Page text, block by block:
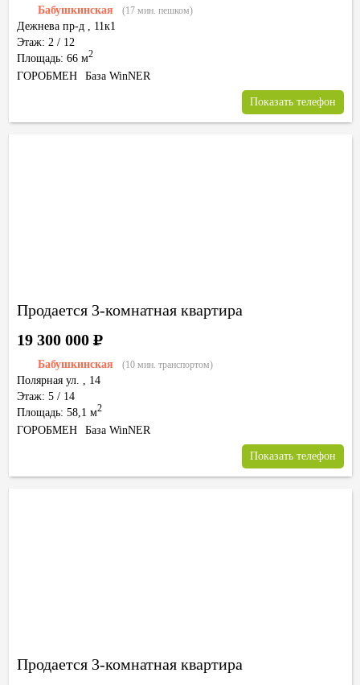
Бабушкинская (17 мин. пешком)
Дежнева пр-д , 11к1
Этаж: 2 / 12
Площадь: 66 м2
ГОРОБМЕН База WinNER
Показать телефон
Продается 3-комнатная квартира
Бабушкинская (10 мин. транспортом)
Полярная ул. , 14
Этаж: 5 / 14
Площадь: 58,1 м2
19 300 000Р
ГОРОБМЕН База WinNER
Показать телефон
Продается 3-комнатная квартира